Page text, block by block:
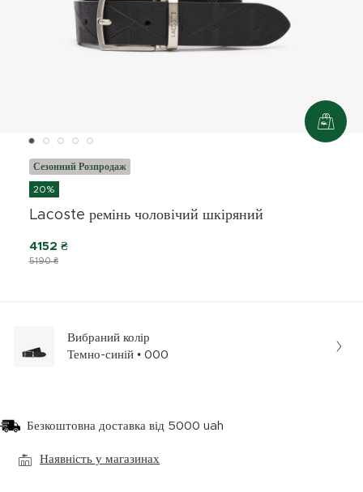
Сезонний Розпродаж
20%
Lacoste ремінь чоловічий шкіряний
5190 ₴
4152 ₴
Вибраний колір
Темно-синій • 000
Безкоштовна доставка від 5000 uah
Наявність у магазинах